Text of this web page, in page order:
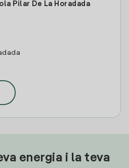
Pilar De La Horadada
energia i la teva